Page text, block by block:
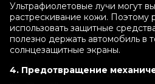
Ультрафиолетовые лучи могут
растрескивание кожи. Поэтому
использовать защитные
полезно держать автомобиль в
солнцезащитные экраны.
4. Предотвращение